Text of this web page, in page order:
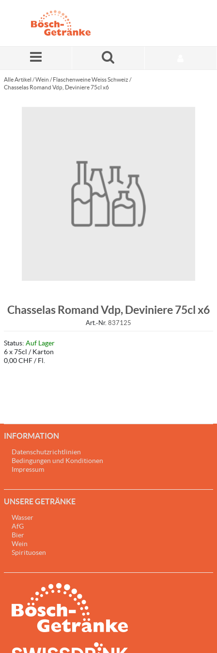
Alle Artikel /Wein / Flaschenweine Weiss Schweiz /
Chasselas Romand Vdp, Deviniere 75cl x6
Chasselas Romand Vdp, Deviniere 75cl x6
Art.-Nr. 837125
Status: Auf Lager
6 x 75cl / Karton
0,00 CHF / Fl.
INFORMATION
Datenschutzrichtlinien
Bedingungen und Konditionen
Impressum
UNSERE GETRÄNKE
Wasser
AfG
Bier
Wein
Spirituosen